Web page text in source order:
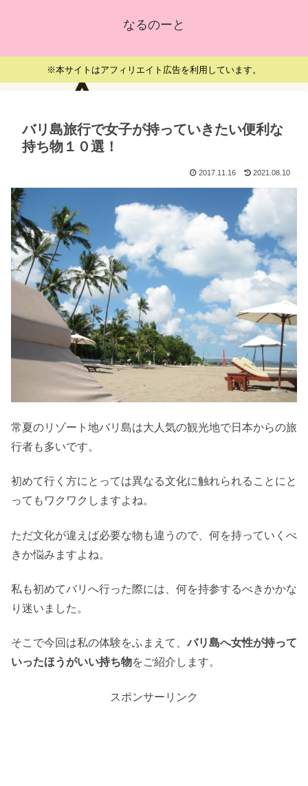
なるのーと
※本サイトはアフィリエイト広告を利用しています。
バリ島旅行で女子が持っていきたい便利な
持ち物１０選！
2017.11.16 2021.08.10
常夏のリゾート地バリ島は大人気の観光地で日本からの旅
行者も多いです。
初めて行く方にとっては異なる文化に触れられることにと
ってもワクワクしますよね。
ただ文化が違えば必要な物も違うので、何を持っていくべ
きか悩みますよね。
私も初めてバリへ行った際には、何を持参するべきかかな
り迷いました。
そこで今回は私の体験をふまえて、バリ島へ女性が持って
いったほうがいい持ち物をご紹介します。
スポンサーリンク